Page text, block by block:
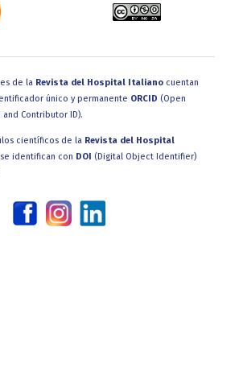
de la Revista del Hospital Italiano cuentan
único y permanente ORCID (Open
and Contributor ID).
científicos de la Revista del Hospital
se identifican con DOI (Digital Object Identifier)